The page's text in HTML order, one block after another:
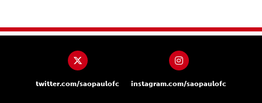
twitter.com/saopaulofc instagram.com/saopaulofc